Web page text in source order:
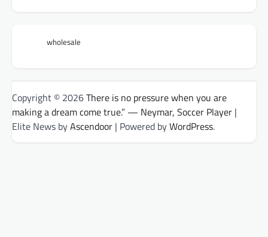
wholesale
Copyright © 2026There is no pressure when you are
making a dream come true.” — Neymar, Soccer Player |
Elite News byAscendoor | Powered byWordPress.